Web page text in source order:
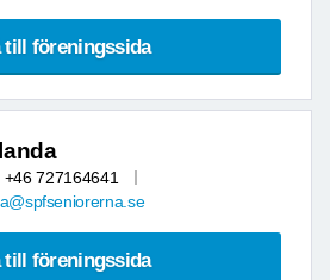
till föreningssida
+46 727164641
till föreningssida